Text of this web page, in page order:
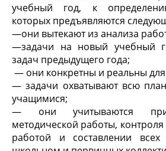
учебный год, к
которых предъявляются
—они вытекают из анализа
—задачи на новый учебный
задач предыдущего года;
— они конкретны и реальны
— задачи охватывают всю
учащимися;
— они учитываются при
методической работы, контроля
работой и составлении